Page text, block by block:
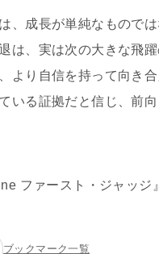
、成長が単純なもので
は、実は次の大きな飛
より自信を持って向き
いる証拠だと信じ、前
ファースト・ジャッジ
ブックマーク一覧